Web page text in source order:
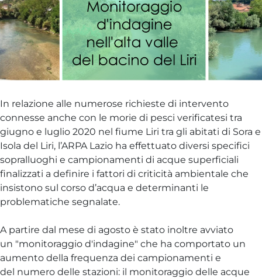
In relazione alle numerose richieste di intervento
connesse anche con le morie di pesci verificatesi tra
giugno e luglio 2020 nel fiume Liri tra gli abitati di Sora e
Isola del Liri, l’ARPA Lazio ha effettuato diversi specifici
sopralluoghi e campionamenti di acque superficiali
finalizzati a definire i fattori di criticità ambientale che
insistono sul corso d’acqua e determinanti le
problematiche segnalate.
A partire dal mese di agosto è stato inoltre avviato
un "monitoraggio d'indagine" che ha comportato un
aumento della frequenza dei campionamenti e
del numero delle stazioni: il monitoraggio delle acque